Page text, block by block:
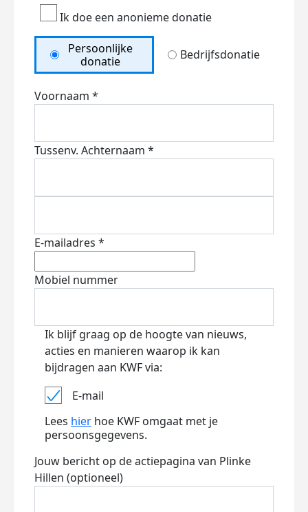
Ik doe een anonieme donatie
Persoonlijke
donatie
Bedrijfsdonatie
Voornaam *
Tussenv. Achternaam *
E-mailadres *
Mobiel nummer
Ik blijf graag op de hoogte van nieuws,
acties en manieren waarop ik kan
bijdragen aan KWF via:
E-mail
Lees hier hoe KWF omgaat met je
persoonsgegevens.
Jouw bericht op de actiepagina van Plinke
Hillen (optioneel)